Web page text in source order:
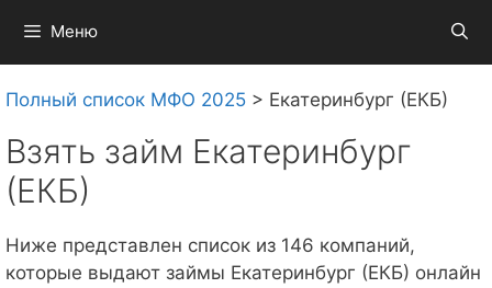
Меню
Полный список МФО 2025 > Екатеринбург (ЕКБ)
Взять займ Екатеринбург
(ЕКБ)
Ниже представлен список из 146 компаний,
которые выдают займы Екатеринбург (ЕКБ) онлайн